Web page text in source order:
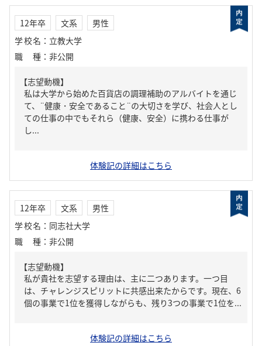
12年卒 文系
男性
学校名 ： 立教大学
職種 ： 非公開
【志望動機】
私は大学から始めた百貨店の調理補助のアルバイトを通じ
て、¨健康・安全であること¨の大切さを学び、社会人とし
ての仕事の中でもそれら（健康、安全）に携わる仕事が
し...
体験記の詳細はこちら
12年卒 文系
男性
学校名 ： 同志社大学
職種 ： 非公開
【志望動機】
私が貴社を志望する理由は、主に二つあります。一つ目
は、チャレンジスピリットに共感出来たからです。現在、6
個の事業で1位を獲得しながらも、残り3つの事業で1位を...
体験記の詳細はこちら